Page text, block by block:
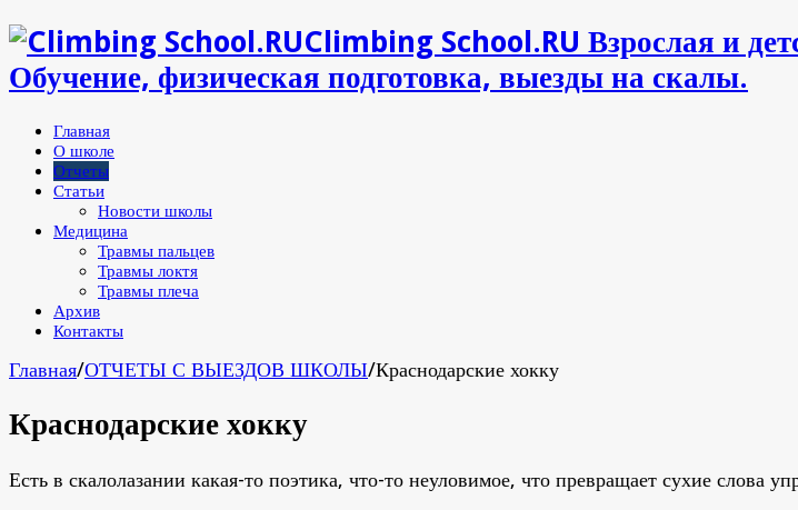
Climbing School.RU Взрослая и
Обучение, физическая подготовка, выезды на скалы.
Главная
О школе
Отчеты
Статьи
Новости школы
Медицина
Травмы пальцев
Травмы локтя
Травмы плеча
Архив
Контакты
Главная/ОТЧЕТЫ С ВЫЕЗДОВ ШКОЛЫ/Краснодарские хокку
Краснодарские хокку
Есть в скалолазании какая-то поэтика, что-то неуловимое, что превращает сухие слова